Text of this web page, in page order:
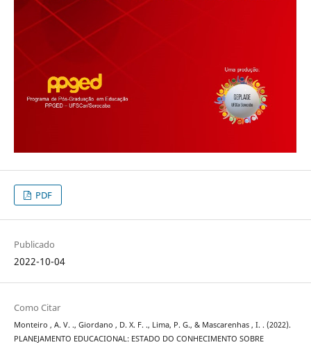
PDF
Publicado
2022-10-04
Como Citar
Monteiro , A. V. ., Giordano , D. X. F. ., Lima, P. G., & Mascarenhas , I. . (2022).
PLANEJAMENTO EDUCACIONAL: ESTADO DO CONHECIMENTO SOBRE